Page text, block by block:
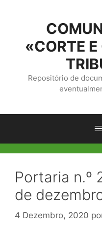
conteúdo«CORTE
Repositório de
Portaria n.º
de
4 Dezembro, 2020